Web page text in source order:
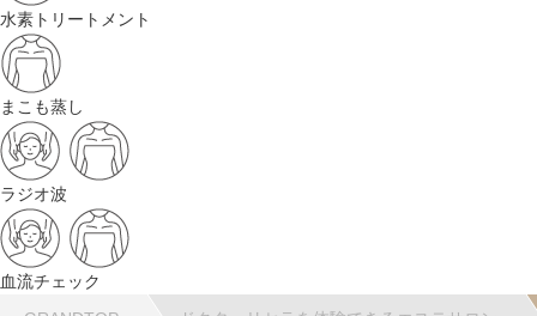
水素トリートメント
まこも蒸し
ラジオ波
血流チェック